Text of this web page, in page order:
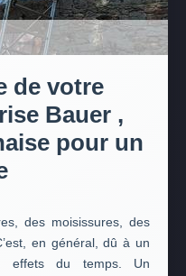
de votre
Bauer ,
pour un
des moisissures, des
en général, dû à un
effets du temps. Un